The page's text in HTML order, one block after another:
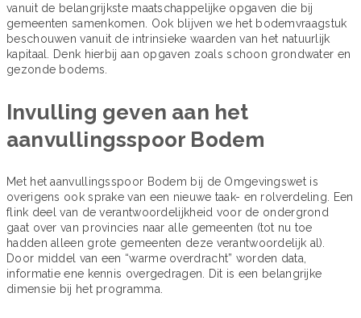
vanuit de belangrijkste maatschappelijke opgaven die bij
gemeenten samenkomen. Ook blijven we het bodemvraagstuk
beschouwen vanuit de intrinsieke waarden van het natuurlijk
kapitaal. Denk hierbij aan opgaven zoals schoon grondwater en
gezonde bodems.
Invulling geven aan het
aanvullingsspoor Bodem
Met het aanvullingsspoor Bodem bij de Omgevingswet is
overigens ook sprake van een nieuwe taak- en rolverdeling. Een
flink deel van de verantwoordelijkheid voor de ondergrond
gaat over van provincies naar alle gemeenten (tot nu toe
hadden alleen grote gemeenten deze verantwoordelijk al).
Door middel van een “warme overdracht” worden data,
informatie ene kennis overgedragen. Dit is een belangrijke
dimensie bij het programma.